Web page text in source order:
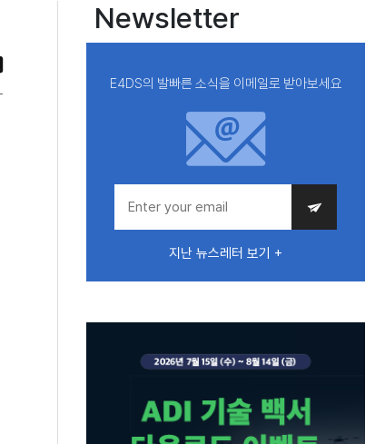
Newsletter
E4DS의 발빠른 소식을 이메일로 받아보세요
지난 뉴스레터 보기 +